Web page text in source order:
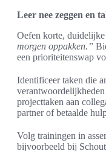
Leer nee zeggen en
Oefen korte,
morgen oppakken.”
een prioriteitenswap
Identificeer taken die
projecttaken aan
partner of betaalde
Volg trainingen in
bijvoorbeeld bij